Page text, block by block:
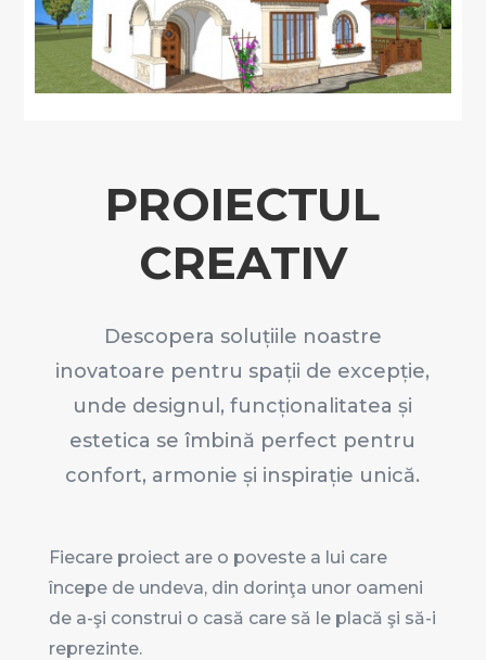
PROIECTUL
CREATIV
Descopera soluțiile noastre
inovatoare pentru spații de excepție,
unde designul, funcționalitatea și
estetica se îmbină perfect pentru
confort, armonie și inspirație unică.
Fiecare proiect are o poveste a lui care
începe de undeva, din dorinţa unor oameni
de a-şi construi o casă care să le placă şi să-i
reprezinte.